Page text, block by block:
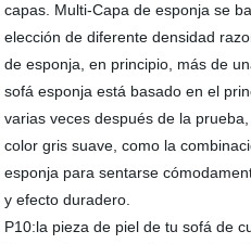
capas. Multi-Capa de esponja se
elección de diferente densidad
de esponja, en principio, más de
sofá esponja está basado en el
varias veces después de la
color gris suave, como la
esponja para sentarse
y efecto duradero.
P10:la pieza de piel de tu sofá de